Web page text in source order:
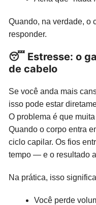
Quando, na verdade, o
responder.
😴 Estresse: o
de cabelo
Se você anda mais
isso pode estar
O problema é que
Quando o corpo entra
ciclo capilar. Os fios
tempo — e o resultado
Na prática, isso
Você perde